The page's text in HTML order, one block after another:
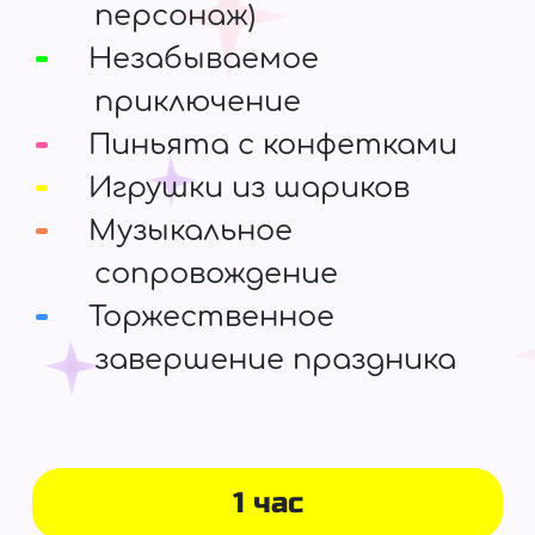
1 час
персонаж)
Незабываемое
приключение
Пиньята с конфетками
Игрушки из шариков
Музыкальное
сопровождение
Торжественное
завершение праздника